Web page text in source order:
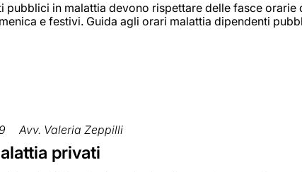
pubblici in malattia devono rispettare delle fasce
e festivi. Guida agli orari malattia dipendenti
Avv. Valeria Zeppilli
privati